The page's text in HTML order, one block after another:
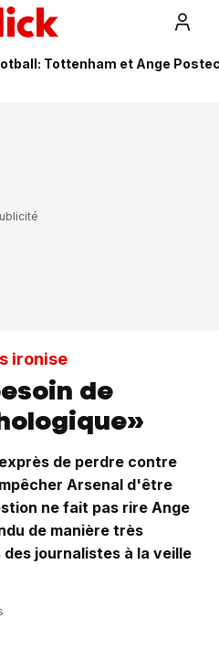
Tottenham et Ange
ironise
de
de perdre contre
Arsenal d'être
ne fait pas rire Ange
de manière très
journalistes à la veille